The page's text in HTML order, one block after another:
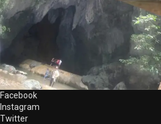
Facebook
Instagram
Twitter